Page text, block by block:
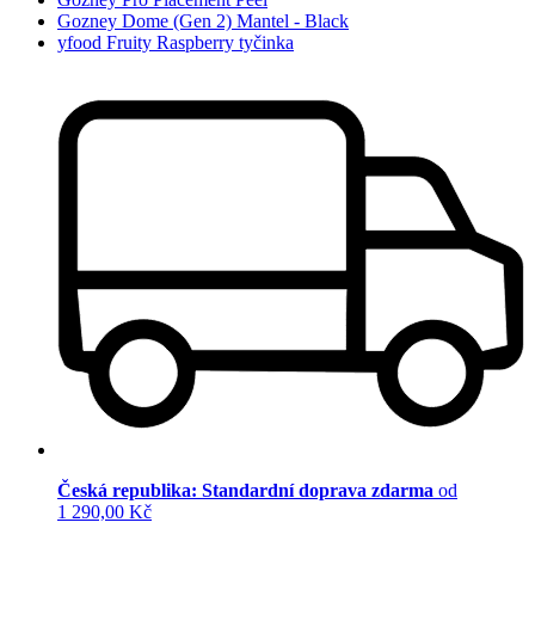
Gozney Dome (Gen 2) Mantel - Black
yfood Fruity Raspberry tyčinka
Česká republika: Standardní doprava zdarma od
1 290,00 Kč